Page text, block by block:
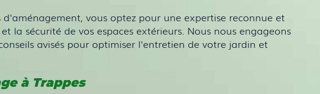
d'aménagement, vous optez pour une expertise reconnue et
la sécurité de vos espaces extérieurs. Nous nous engageons
avisés pour optimiser l'entretien de votre jardin et
à Trappes